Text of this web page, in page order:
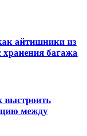
айтишники из
хранения багажа
выстроить
между